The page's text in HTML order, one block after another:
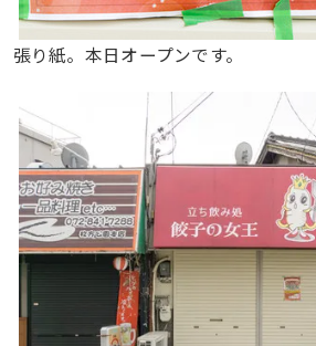
張り紙。本日オープンです。